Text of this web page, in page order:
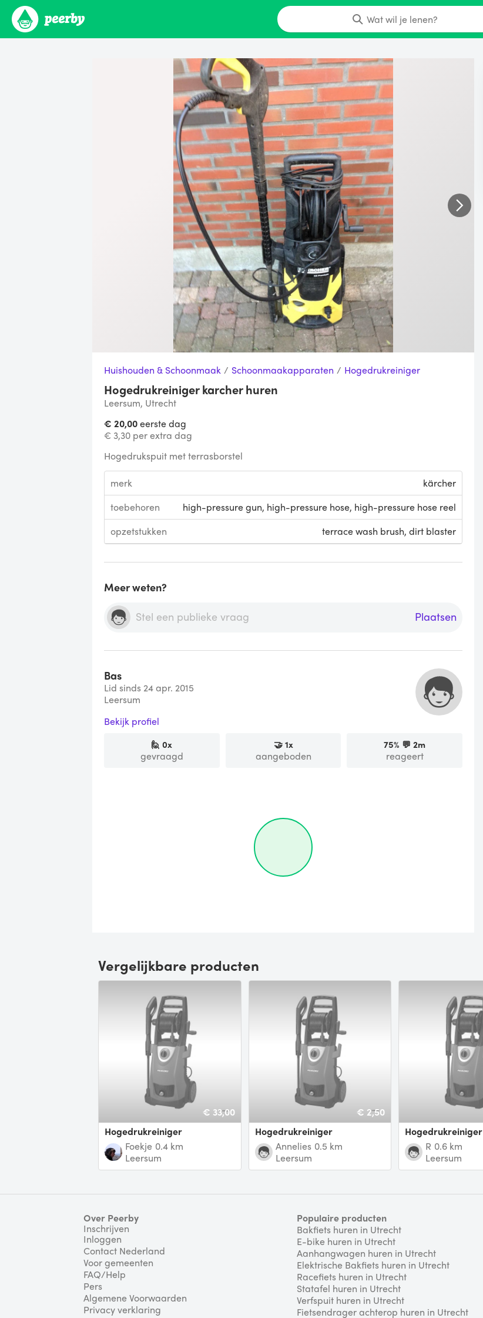
Wat wil je lenen?
Huishouden & Schoonmaak / Schoonmaakapparaten / Hogedrukreiniger
Hogedrukreiniger karcher huren
Leersum, Utrecht
€ 20,00eerste dag
€ 3,30 per extra dag
Hogedrukspuit met terrasborstel
merk
kärcher
toebehoren
high-pressure gun, high-pressure hose, high-pressure hose reel
opzetstukken
terrace wash brush, dirt blaster
Meer weten?
Plaatsen
Bas
Lid sinds 24 apr. 2015
Leersum
Bekijk profiel
🙋0x
gevraagd
🤝1x
aangeboden
75% 💬2m
reageert
Vergelijkbare producten
€ 33,00
hogedrukreiniger
Foekje 0.4 km
Leersum
€ 2,50
Hogedrukreiniger
Annelies 0.5 km
Leersum
Hogedrukreiniger
R 0.6 km
Leersum
Over Peerby
Inschrijven
Inloggen
Contact Nederland
Voor gemeenten
FAQ/Help
Pers
Algemene Voorwaarden
Privacy verklaring
Populaire producten
Bakfiets huren in Utrecht
E-bike huren in Utrecht
Aanhangwagen huren in Utrecht
Elektrische Bakfiets huren in Utrecht
Racefiets huren in Utrecht
Statafel huren in Utrecht
Verfspuit huren in Utrecht
Fietsendrager achterop huren in Utrecht